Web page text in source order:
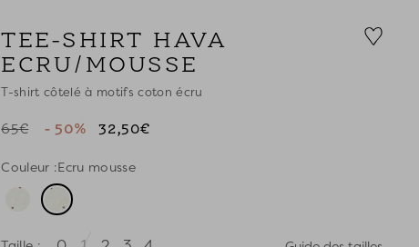
TEE-SHIRT HAVA
ECRU/MOUSSE
T-shirt côtelé à motifs coton écru
65€ - 50% 32,50€
Couleur :Ecru mousse